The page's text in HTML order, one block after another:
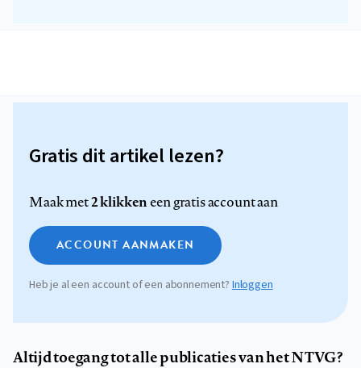
Gratis dit artikel lezen?
Maak met2 klikkeneen gratis account aan
ACCOUNT AANMAKEN
Heb je al een account of een abonnement? Inloggen
Altijd toegang tot alle publicaties van het NTVG?